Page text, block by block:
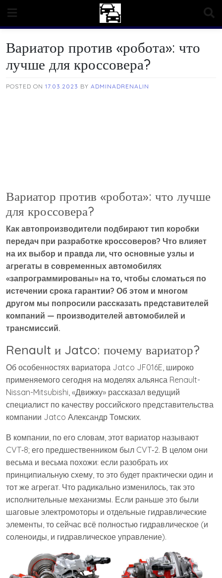
content
Вариатор против «робота»: что
лучше для кроссовера?
POSTED ON 17.03.2023 BY ADMINADRENALIN
Вариатор против «робота»: что лучше
для кроссовера?
Как автопроизводители подбирают тип коробки
передач при разработке кроссоверов? Что влияет
на их выбор и правда ли, что основные узлы и
агрегаты в современных автомобилях
«запрограммированы» на то, чтобы сломаться по
истечении срока гарантии? Об этом и многом
другом мы попросили рассказать представителей
компаний — производителей автомобилей и
трансмиссий.
Renault и Jatco: почему вариатор?
Об особенностях вариатора Jatco JF016E, широко
применяемого сегодня на моделях альянса Renault-
Nissan-Mitsubishi, «Движку» рассказал ведущий
специалист по качеству российского представительства
компании Jatco Александр Томских.
В компании, по его словам, этот вариатор называют
CVT‑8; его предшественником был CVT‑2. В целом они
весьма и весьма похожи: если разобрать их
принципиальную схему, то это будет практически один и
тот же агрегат. Что радикально изменилось, так это
исполнительные механизмы. Если раньше это были
шаговые электромоторы и отдельные гидравлические
элементы, то сейчас всё полностью гидравлическое (и
соленоиды, и гидравлическое управление).